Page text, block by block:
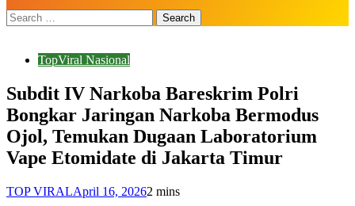
TopViral Nasional
Subdit IV Narkoba Bareskrim Polri
Bongkar Jaringan Narkoba Bermodus
Ojol, Temukan Dugaan Laboratorium
Vape Etomidate di Jakarta Timur
TOP VIRALApril 16, 20262 mins